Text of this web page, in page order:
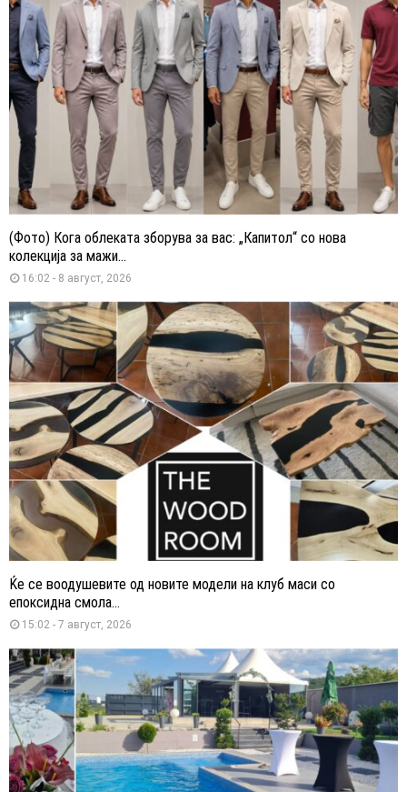
(Фото) Кога облеката зборува за вас: „Капитол“ со нова
колекција за мажи...
16:02 - 8 август, 2026
Ќе се воодушевите од новите модели на клуб маси со
епоксидна смола...
15:02 - 7 август, 2026